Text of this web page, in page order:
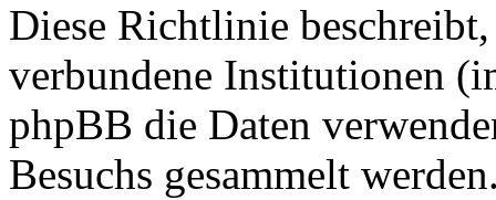
Diese Richtlinie
verbundene Institutionen
phpBB die Daten
Besuchs gesammelt